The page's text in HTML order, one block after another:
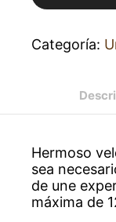
Categoría:
Hermoso
sea
de une
máxima de